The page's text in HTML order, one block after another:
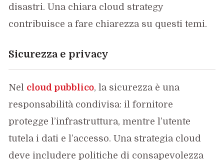
disastri. Una chiara cloud strategy
contribuisce a fare chiarezza su questi temi.
Sicurezza e privacy
Nel cloud pubblico, la sicurezza è una
responsabilità condivisa: il fornitore
protegge l’infrastruttura, mentre l’utente
tutela i dati e l’accesso. Una strategia cloud
deve includere politiche di consapevolezza